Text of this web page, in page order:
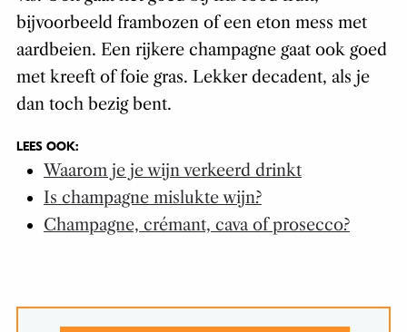
bijvoorbeeld frambozen of een eton mess met
aardbeien. Een rijkere champagne gaat ook goed
met kreeft of foie gras. Lekker decadent, als je
dan toch bezig bent.
LEES OOK:
Waarom je je wijn verkeerd drinkt
Is champagne mislukte wijn?
Champagne, crémant, cava of prosecco?